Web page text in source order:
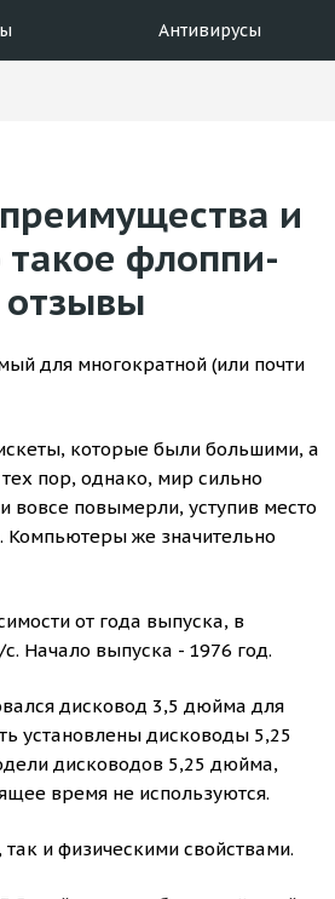
Антивирусы
и
такое флоппи-
отзывы
для многократной (или почти
которые были большими, а
пор, однако, мир сильно
вовсе повымерли, уступив место
Компьютеры же значительно
от года выпуска, в
Начало выпуска - 1976 год.
дисковод 3,5 дюйма для
установлены дисководы 5,25
дисководов 5,25 дюйма,
время не используются.
и физическими свойствами.